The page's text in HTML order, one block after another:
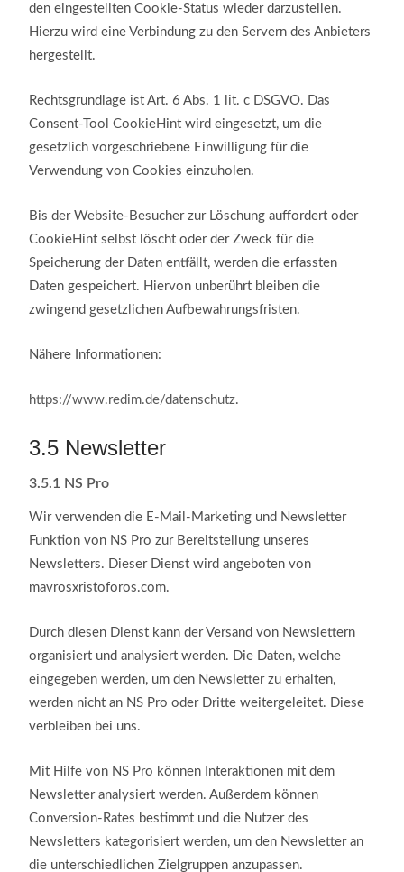
den eingestellten Cookie-Status wieder darzustellen.
Hierzu wird eine Verbindung zu den Servern des Anbieters
hergestellt.
Rechtsgrundlage ist Art. 6 Abs. 1 lit. c DSGVO. Das
Consent-Tool CookieHint wird eingesetzt, um die
gesetzlich vorgeschriebene Einwilligung für die
Verwendung von Cookies einzuholen.
Bis der Website-Besucher zur Löschung auffordert oder
CookieHint selbst löscht oder der Zweck für die
Speicherung der Daten entfällt, werden die erfassten
Daten gespeichert. Hiervon unberührt bleiben die
zwingend gesetzlichen Aufbewahrungsfristen.
Nähere Informationen:
https://www.redim.de/datenschutz.
3.5 Newsletter
3.5.1 NS Pro
Wir verwenden die E-Mail-Marketing und Newsletter
Funktion von NS Pro zur Bereitstellung unseres
Newsletters. Dieser Dienst wird angeboten von
mavrosxristoforos.com.
Durch diesen Dienst kann der Versand von Newslettern
organisiert und analysiert werden. Die Daten, welche
eingegeben werden, um den Newsletter zu erhalten,
werden nicht an NS Pro oder Dritte weitergeleitet. Diese
verbleiben bei uns.
Mit Hilfe von NS Pro können Interaktionen mit dem
Newsletter analysiert werden. Außerdem können
Conversion-Rates bestimmt und die Nutzer des
Newsletters kategorisiert werden, um den Newsletter an
die unterschiedlichen Zielgruppen anzupassen.